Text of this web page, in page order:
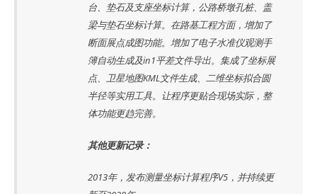
台、垫石及支座坐标计算，公路桥墩孔桩、盖
梁与垫石坐标计算。在路基工程方面，增加了
断面展点成图功能。增加了电子水准仪观测手
簿自动生成及in1平差文件导出。集成了坐标展
点、卫星地图KML文件生成、二维坐标拟合圆
半径等实用工具。让程序更贴合现场实际，整
体功能更趋完善。
其他更新记录：
2013年，发布测量坐标计算程序V5，并持续更